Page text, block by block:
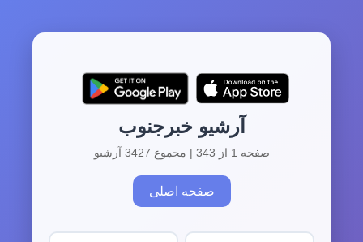
آرشیو خبرجنوب
صفحه 1 از 343 | مجموع 3427 آرشیو
صفحه اصلی